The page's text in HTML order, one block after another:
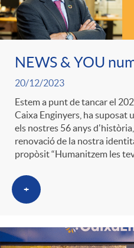
r
a
S
a
l
a
ó
p
e
r
c
a
t
e
n
i
d
o
l
c
a
d
o
NEWS & YOU
20/12/2023
Estem a punt de tancar el
Caixa Enginyers, ha
els nostres 56 anys
renovació de la nostra
propòsit “Humanitzem les
+